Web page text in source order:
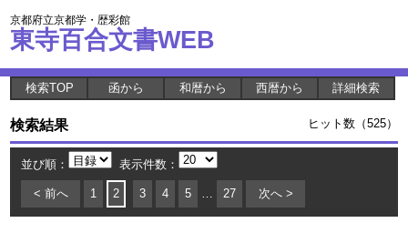
京都府立京都学・歴彩館
東寺百合文書WEB
検索TOP 函から 和暦から 西暦から 詳細検索
検索結果 ヒット数（525）
並び順： 表示件数：
< 前へ 1 2 3 4 5 … 27 次へ >